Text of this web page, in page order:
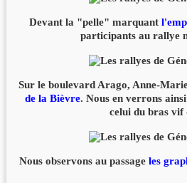
Devant la "pelle" marquant
participants au rallye
Sur le boulevard Arago, Anne-
de la Bièvre. Nous en verrons
celui du bras vif
Nous observons au passageles